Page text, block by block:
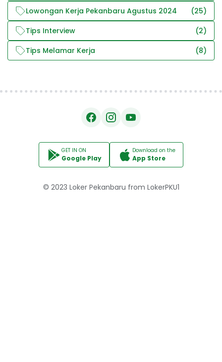
Lowongan Kerja Pekanbaru Agustus 2024
(25)
Tips Interview
(2)
Tips Melamar Kerja
(8)
GET IN ON
Google Play
Download on the
App Store
© 2023 Loker Pekanbaru from LokerPKU1